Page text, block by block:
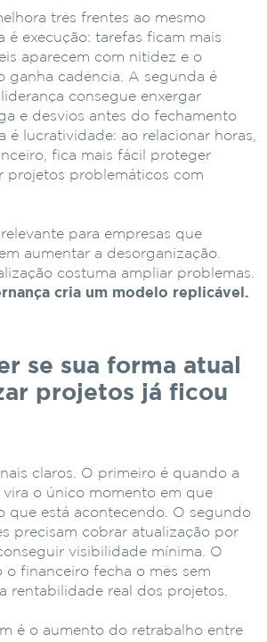
três frentes ao mesmo
é execução: tarefas ficam mais
aparecem com nitidez e o
ganha cadência. A segunda é
consegue enxergar
e desvios antes do fechamento
é lucratividade: ao relacionar horas,
fica mais fácil proteger
projetos problemáticos com
para empresas que
aumentar a desorganização.
costuma ampliar problemas.
cria um modelo replicável.
se sua forma atual
projetos já ficou
claros. O primeiro é quando a
vira o único momento em que
que está acontecendo. O segundo
precisam cobrar atualização por
visibilidade mínima. O
o financeiro fecha o mês sem
rentabilidade real dos projetos.
é o aumento do retrabalho entre